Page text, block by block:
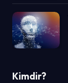
Kimdir?